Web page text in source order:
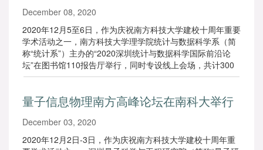
December 08, 2020
2020年12月5至6日，作为庆祝南方科技大学建校十周年重要
学术活动之一，南方科技大学理学院统计与数据科学系（简
称“统计系”）主办的“2020深圳统计与数据科学国际前沿论
坛”在图书馆110报告厅举行，同时专设线上会场，共计300
余名专家学者参会。
量子信息物理南方高峰论坛在南科大举行
December 03, 2020
2020年12月2日-3日，作为庆祝南方科技大学建校十周年重